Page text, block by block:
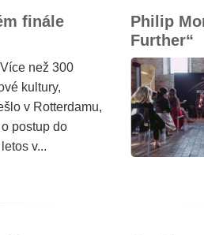
finále
než 300
kultury,
v Rotterdamu,
postup do
v...
Philip
Further“